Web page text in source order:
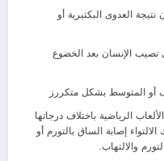
العدوى البكتيرية أو
تصيب الإنسان بعد الخضوع
أو المتوسط بشكل متكررز
الرياضية باختلاف درجاتها
إصابة الساق بالتورم أو
والالتهاب.